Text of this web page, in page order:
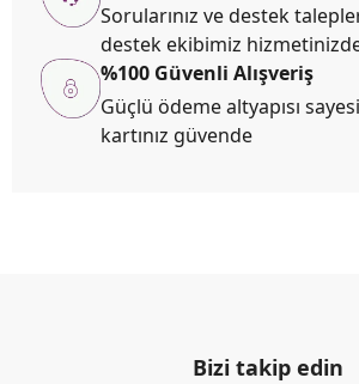
Sorularınız ve destek
destek ekibimiz
%100 Güvenli Alışveriş
Güçlü ödeme altyapısı
kartınız güvende
Bizi takip edin